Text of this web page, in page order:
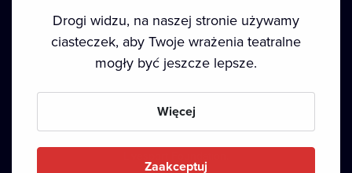
Prawa autorskie
Drogi widzu, na naszej stronie używamy
ciasteczek, aby Twoje wrażenia teatralne
mogły być jeszcze lepsze.
Więcej
Zaakceptuj